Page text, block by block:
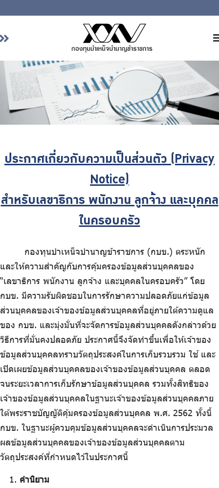
หน้าหลัก
เกี่ยวกับ กบข.
บริการสมาชิก
ลงทุน
รายงานผลการดำเนินงาน
จัดซื้อจัดจ้าง
ประกาศเกี่ยวกับความเป็นส่วนตัว (Privacy
Notice)
สำหรับเลขาธิการ พนักงาน ลูกจ้าง และบุคคล
ในครอบครัว
กองทุนบำเหน็จบำนาญข้าราชการ (กบข.) ตระหนัก
และให้ความสำคัญกับการคุ้มครองข้อมูลส่วนบุคคลของ
“เลขาธิการ พนักงาน ลูกจ้าง และบุคคลในครอบครัว” โดย
กบข. มีความรับผิดชอบในการรักษาความปลอดภัยแก่ข้อมูล
ส่วนบุคคลของเจ้าของข้อมูลส่วนบุคคลที่อยู่ภายใต้ความดูแล
ของ กบข. และมุ่งมั่นที่จะจัดการข้อมูลส่วนบุคคลดังกล่าวด้วย
วิธีการที่มั่นคงปลอดภัย ประกาศนี้จึงจัดทำขึ้นเพื่อให้เจ้าของ
ข้อมูลส่วนบุคคลทราบวัตถุประสงค์ในการเก็บรวบรวม ใช้ และ
เปิดเผยข้อมูลส่วนบุคคลของเจ้าของข้อมูลส่วนบุคคล ตลอด
จนระยะเวลาการเก็บรักษาข้อมูลส่วนบุคคล รวมทั้งสิทธิของ
เจ้าของข้อมูลส่วนบุคคลในฐานะเจ้าของข้อมูลส่วนบุคคลภาย
ใต้พระราชบัญญัติคุ้มครองข้อมูลส่วนบุคคล พ.ศ. 2562 ทั้งนี้
กบข. ในฐานะผู้ควบคุมข้อมูลส่วนบุคคลจะดำเนินการประมวล
ผลข้อมูลส่วนบุคคลของเจ้าของข้อมูลส่วนบุคคลตาม
วัตถุประสงค์ที่กำหนดไว้ในประกาศนี้
คำนิยาม